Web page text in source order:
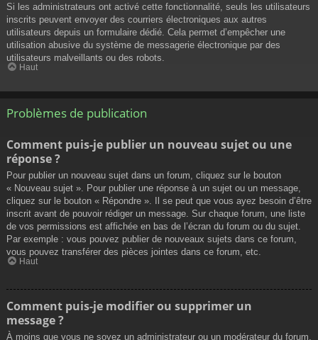
Si les administrateurs ont activé cette fonctionnalité, seuls les utilisateurs
inscrits peuvent envoyer des courriers électroniques aux autres
utilisateurs depuis un formulaire dédié. Cela permet d’empêcher une
utilisation abusive du système de messagerie électronique par des
utilisateurs malveillants ou des robots.
Haut
Problèmes de publication
Comment puis-je publier un nouveau sujet ou une
réponse ?
Pour publier un nouveau sujet dans un forum, cliquez sur le bouton
« Nouveau sujet ». Pour publier une réponse à un sujet ou un message,
cliquez sur le bouton « Répondre ». Il se peut que vous ayez besoin d’être
inscrit avant de pouvoir rédiger un message. Sur chaque forum, une liste
de vos permissions est affichée en bas de l’écran du forum ou du sujet.
Par exemple : vous pouvez publier de nouveaux sujets dans ce forum,
vous pouvez transférer des pièces jointes dans ce forum, etc.
Haut
Comment puis-je modifier ou supprimer un
message ?
À moins que vous ne soyez un administrateur ou un modérateur du forum,